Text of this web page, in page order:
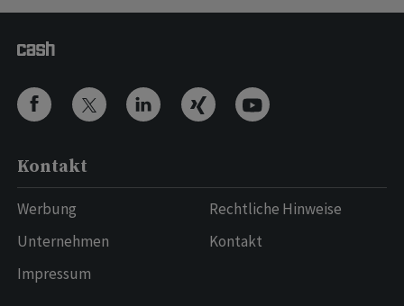
Kontakt
Werbung
Unternehmen
Impressum
Rechtliche Hinweise
Kontakt